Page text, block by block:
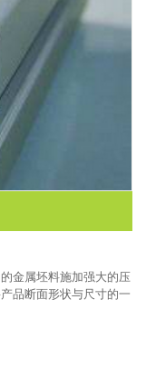
金属坯料施加强大的压
品断面形状与尺寸的一